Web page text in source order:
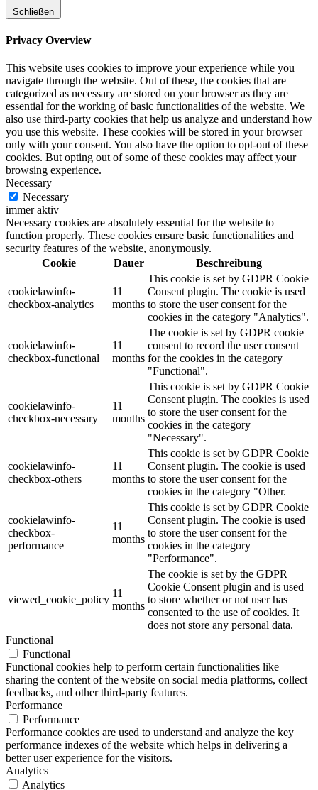
Schließen
Privacy Overview
This website uses cookies to improve your experience while you
navigate through the website. Out of these, the cookies that are
categorized as necessary are stored on your browser as they are
essential for the working of basic functionalities of the website. We
also use third-party cookies that help us analyze and understand how
you use this website. These cookies will be stored in your browser
only with your consent. You also have the option to opt-out of these
cookies. But opting out of some of these cookies may affect your
browsing experience.
Necessary
Necessary
immer aktiv
Necessary cookies are absolutely essential for the website to
function properly. These cookies ensure basic functionalities and
security features of the website, anonymously.
Cookie
Dauer Beschreibung
cookielawinfo-
checkbox-analytics
11
months
This cookie is set by GDPR Cookie
Consent plugin. The cookie is used
to store the user consent for the
cookies in the category "Analytics".
cookielawinfo-
checkbox-functional
11
months
The cookie is set by GDPR cookie
consent to record the user consent
for the cookies in the category
"Functional".
cookielawinfo-
checkbox-necessary
11
months
This cookie is set by GDPR Cookie
Consent plugin. The cookies is used
to store the user consent for the
cookies in the category
"Necessary".
cookielawinfo-
checkbox-others
11
months
This cookie is set by GDPR Cookie
Consent plugin. The cookie is used
to store the user consent for the
cookies in the category "Other.
cookielawinfo-
checkbox-
performance
11
months
This cookie is set by GDPR Cookie
Consent plugin. The cookie is used
to store the user consent for the
cookies in the category
"Performance".
viewed_cookie_policy
11
months
The cookie is set by the GDPR
Cookie Consent plugin and is used
to store whether or not user has
consented to the use of cookies. It
does not store any personal data.
Functional
Functional
Functional cookies help to perform certain functionalities like
sharing the content of the website on social media platforms, collect
feedbacks, and other third-party features.
Performance
Performance
Performance cookies are used to understand and analyze the key
performance indexes of the website which helps in delivering a
better user experience for the visitors.
Analytics
Analytics